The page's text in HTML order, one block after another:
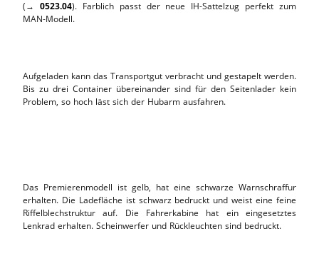
(→ 0523.04). Farblich passt der neue IH-Sattelzug perfekt zum
MAN-Modell.
Aufgeladen kann das Transportgut verbracht und gestapelt werden.
Bis zu drei Container übereinander sind für den Seitenlader kein
Problem, so hoch läst sich der Hubarm ausfahren.
Das Premierenmodell ist gelb, hat eine schwarze Warnschraffur
erhalten. Die Ladefläche ist schwarz bedruckt und weist eine feine
Riffelblechstruktur auf. Die Fahrerkabine hat ein eingesetztes
Lenkrad erhalten. Scheinwerfer und Rückleuchten sind bedruckt.